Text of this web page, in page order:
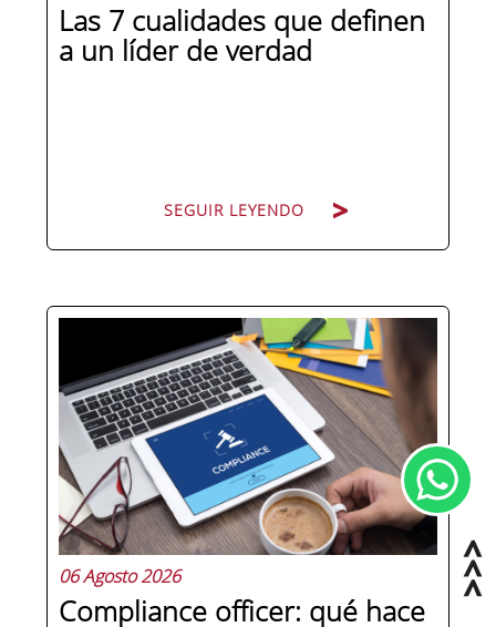
Las 7 cualidades que definen
a un líder de verdad
SEGUIR LEYENDO
Hay personas que ocupan puestos de
dirección y hay personas que lideran.
La diferencia no está en el cargo ni en
la antigüedad, sino en un conjunto de
competencias que se pueden
aprender, practicar y medir. Si te
preguntas qué separa a un directivo...
06 Agosto 2026
Compliance officer: qué hace